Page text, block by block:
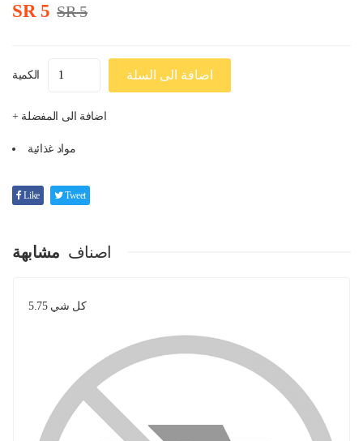
SR 5 SR 5
الكمية اضافة الى السلة
+ اضافة الى المفضلة
مواد غذائية
Like Tweet
اصناف مشابهة
كل شي 5.75